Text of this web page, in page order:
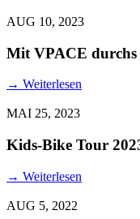
AUG 10, 2023
Mit VPACE durchs
→ Weiterlesen
MAI 25, 2023
Kids-Bike Tour
→ Weiterlesen
AUG 5, 2022